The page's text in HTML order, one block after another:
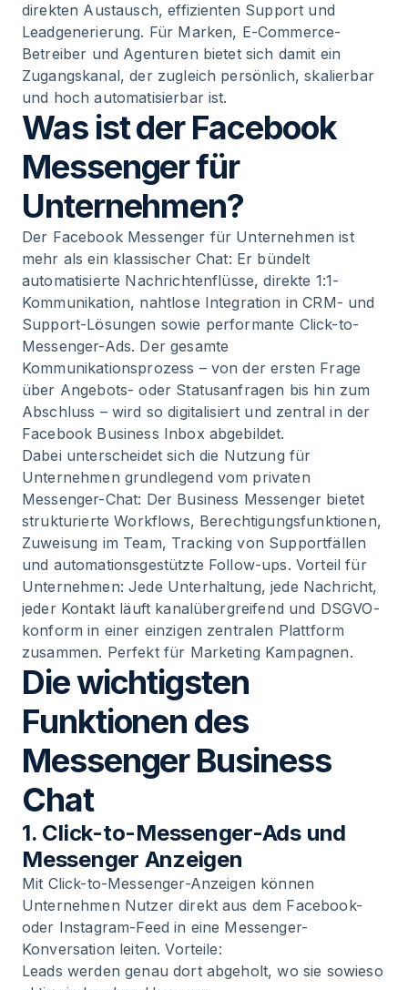
.
Fazit: Messenger als Herzstück der
Kundenkommunikation
11. Häufig gestellte Fragen zu Facebook
Messenger für Unternehmen
direkten Austausch, effizienten Support und
Leadgenerierung. Für Marken, E-Commerce-
Betreiber und Agenturen bietet sich damit ein
Zugangskanal, der zugleich persönlich, skalierbar
und hoch automatisierbar ist.
Was ist der Facebook
Messenger für
Unternehmen?
Der Facebook Messenger für Unternehmen ist
mehr als ein klassischer Chat: Er bündelt
automatisierte Nachrichtenflüsse, direkte 1:1-
Kommunikation, nahtlose Integration in CRM- und
Support-Lösungen sowie performante Click-to-
Messenger-Ads. Der gesamte
Kommunikationsprozess – von der ersten Frage
über Angebots- oder Statusanfragen bis hin zum
Abschluss – wird so digitalisiert und zentral in der
Facebook Business Inbox abgebildet.
Dabei unterscheidet sich die Nutzung für
Unternehmen grundlegend vom privaten
Messenger-Chat: Der Business Messenger bietet
strukturierte Workflows, Berechtigungsfunktionen,
Zuweisung im Team, Tracking von Supportfällen
und automationsgestützte Follow-ups. Vorteil für
Unternehmen: Jede Unterhaltung, jede Nachricht,
jeder Kontakt läuft kanalübergreifend und DSGVO-
konform in einer einzigen zentralen Plattform
zusammen. Perfekt für Marketing Kampagnen.
Die wichtigsten
Funktionen des
Messenger Business
Chat
1. Click-to-Messenger-Ads und
Messenger Anzeigen
Mit Click-to-Messenger-Anzeigen können
Unternehmen Nutzer direkt aus dem Facebook-
oder Instagram-Feed in eine Messenger-
Konversation leiten. Vorteile:
Leads werden genau dort abgeholt, wo sie sowieso